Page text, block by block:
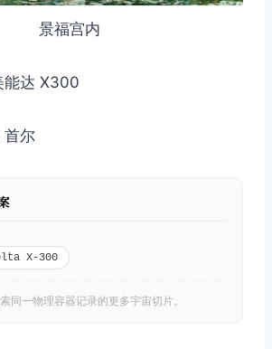
景福宫内
能达 X300
首尔
X-300
同一物理容器记录的更多宇宙切片。